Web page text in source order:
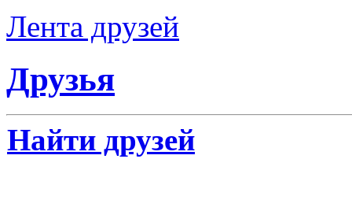
Лента друзей
Друзья
Найти друзей